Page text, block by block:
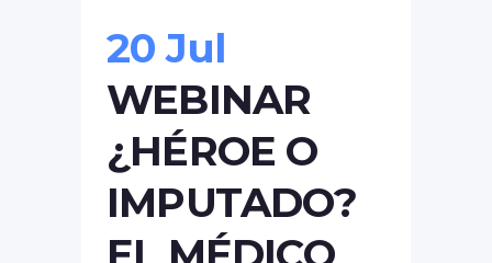
20 Jul
WEBINAR
¿HÉROE O
IMPUTADO?